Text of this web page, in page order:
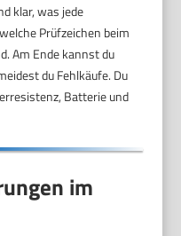
klar, was jede
Prüfzeichen beim
Am Ende kannst du
du Fehlkäufe. Du
Batterie und
im